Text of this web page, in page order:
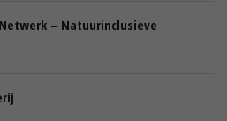
– Natuurinclusieve